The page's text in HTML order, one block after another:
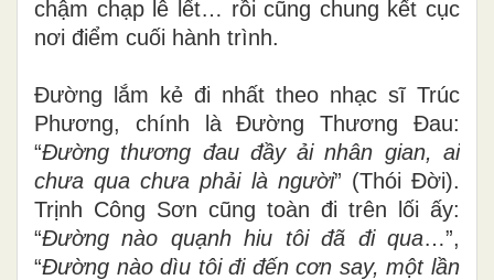
chậm chạp lê lết… rồi cũng chung kết cục
nơi điểm cuối hành trình.
Đường lắm kẻ đi nhất theo nhạc sĩ Trúc
Phương, chính là Đường Thương Đau:
“Đường thương đau đầy ảinhân gian, ai
chưa qua chưa phải là người” (Thói Đời).
Trịnh Công Sơn cũng toàn đi trên lối ấy:
“Đường nào quạnh hiu tôi đã đi qua…”,
“Đường nào dìu tôi đi đến cơn say, một lần